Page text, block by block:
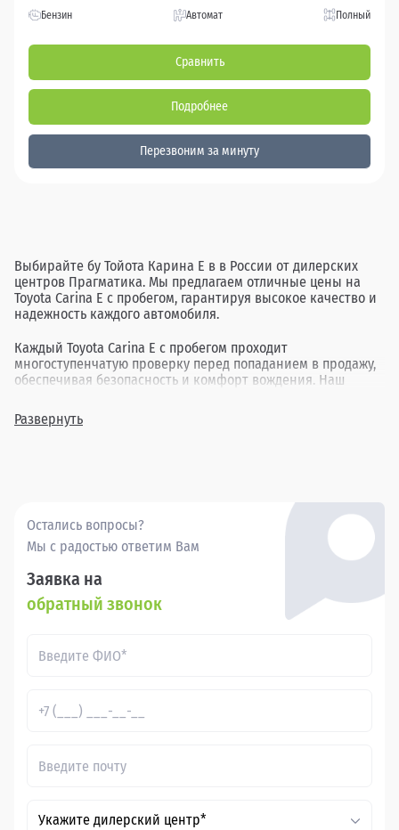
Бензин Автомат Полный
Сравнить
Подробнее
Перезвоним за минуту
Выбирайте бу Тойота Карина Е в в России от дилерских
центров Прагматика. Мы предлагаем отличные цены на
Toyota Carina E с пробегом, гарантируя высокое качество и
надежность каждого автомобиля.
Каждый Toyota Carina E с пробегом проходит
многоступенчатую проверку перед попаданием в продажу,
обеспечивая безопасность и комфорт вождения. Наш
года выпуска, позволяя найти идеальный вариант для
каждого клиента.
Развернуть
Остались вопросы?
Мы с радостью ответим Вам
Заявка на
обратный звонок
Укажите дилерский центр*